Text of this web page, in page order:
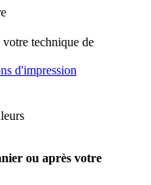
votre technique de
d'impression
ou après votre